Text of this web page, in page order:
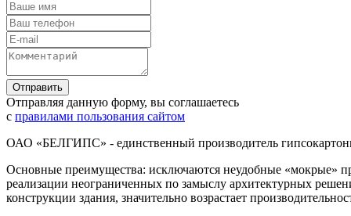
Отправляя данную форму, вы соглашаетесь
с правилами пользования сайтом
ОАО «БЕЛГИПС» - единственный производитель
Основные преимущества: исключаются неудобные «мокрые»
реализации неограниченных по замыслу архитектурных
конструкции здания, значительно возрастает